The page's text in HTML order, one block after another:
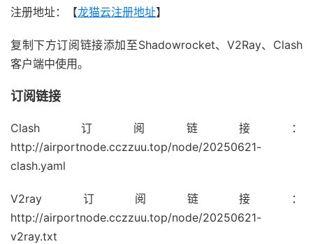
注册地址：【龙猫云注册地址】
复制下方订阅链接添加至Shadowrocket、V2Ray、Clash
客户端中使用。
订阅链接
Clash订阅链接：
http://airportnode.cczzuu.top/node/20250621-
clash.yaml
V2ray订阅链接：
http://airportnode.cczzuu.top/node/20250621-
v2ray.txt